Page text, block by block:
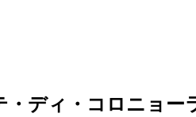
ディ・コロニョー